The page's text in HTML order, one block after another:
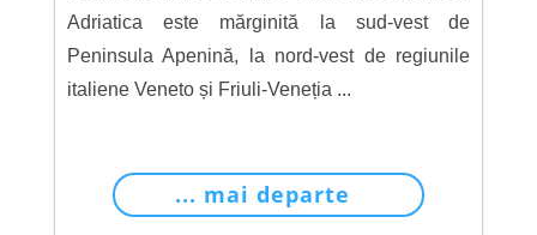
Adriatica este mărginită la sud-vest de
Peninsula Apenină, la nord-vest de regiunile
italiene Veneto și Friuli-Veneția ...
... mai departe